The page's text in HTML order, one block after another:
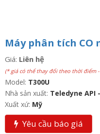
Máy phân tích CO
Giá: Liên hệ
(* giá có thể thay đổi theo thời điểm
Model: T300U
Nhà sản xuất: Teledyne API
Xuất xứ: Mỹ
Yêu cầu báo giá